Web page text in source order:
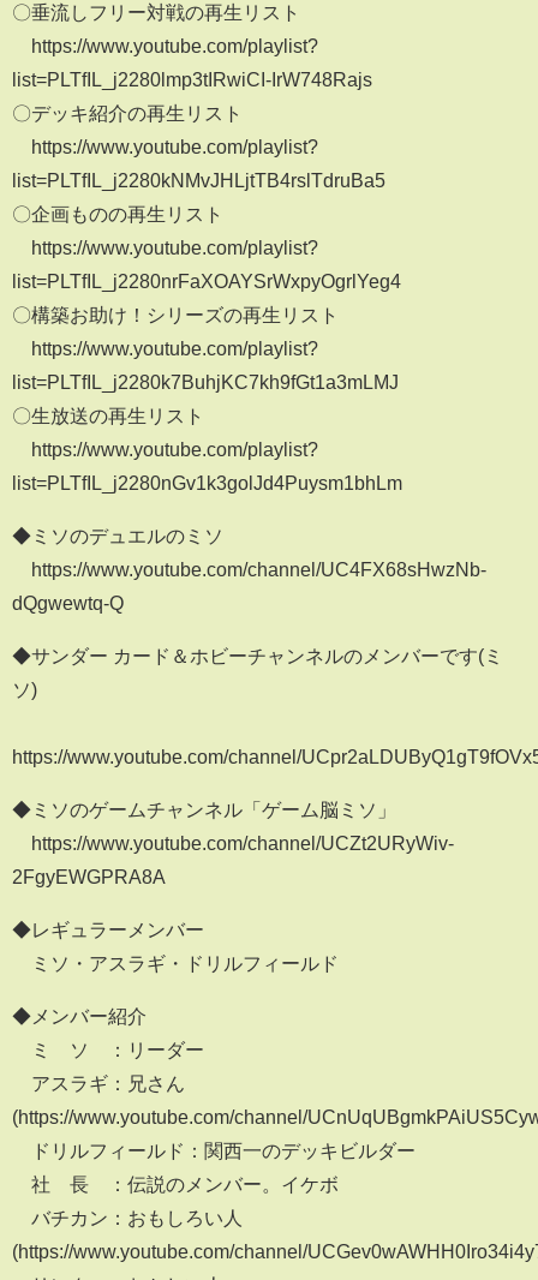
〇垂流しフリー対戦の再生リスト
https://www.youtube.com/playlist?
list=PLTfIL_j2280lmp3tIRwiCI-IrW748Rajs
〇デッキ紹介の再生リスト
https://www.youtube.com/playlist?
list=PLTfIL_j2280kNMvJHLjtTB4rslTdruBa5
〇企画ものの再生リスト
https://www.youtube.com/playlist?
list=PLTfIL_j2280nrFaXOAYSrWxpyOgrlYeg4
〇構築お助け！シリーズの再生リスト
https://www.youtube.com/playlist?
list=PLTfIL_j2280k7BuhjKC7kh9fGt1a3mLMJ
〇生放送の再生リスト
https://www.youtube.com/playlist?
list=PLTfIL_j2280nGv1k3golJd4Puysm1bhLm
◆ミソのデュエルのミソ
https://www.youtube.com/channel/UC4FX68sHwzNb-
dQgwewtq-Q
◆サンダー カード＆ホビーチャンネルのメンバーです(ミ
ソ)
https://www.youtube.com/channel/
◆ミソのゲームチャンネル「ゲーム脳ミソ」
https://www.youtube.com/channel/UCZt2URyWiv-
2FgyEWGPRA8A
◆レギュラーメンバー
ミソ・アスラギ・ドリルフィールド
◆メンバー紹介
ミ ソ ：リーダー
アスラギ：兄さん
(https://www.youtube.com/channel/
ドリルフィールド：関西一のデッキビルダー
社 長 ：伝説のメンバー。イケボ
バチカン：おもしろい人
(https://www.youtube.com/channel/